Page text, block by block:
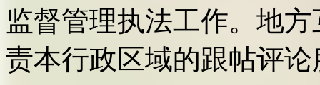
监督管理执法工作。地
责本行政区域的跟帖评